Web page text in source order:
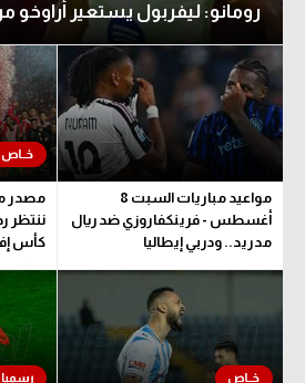
رومانو: ليفربول يستعير أراوخو
مواعيد مباريات السبت 8
أغسطس - فرينكفاروزي ضد ريال
مدريد.. ودربي إيطاليا
مصدر
ننتظر